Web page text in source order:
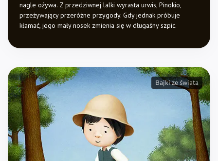
nagle ożywa. Z przedziwnej lalki wyrasta urwis, Pinokio,
przeżywający przeróżne przygody. Gdy jednak próbuje
kłamać, jego mały nosek zmienia się w długaśny szpic.
Bajki ze świata